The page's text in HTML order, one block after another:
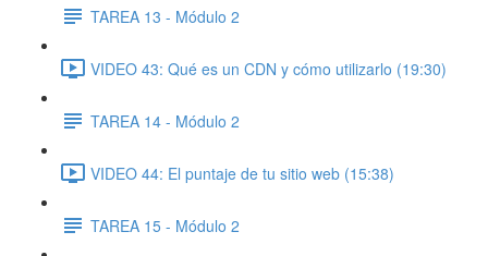
TAREA 13 - Módulo 2
VIDEO 43: Qué es un CDN y cómo utilizarlo (19:30)
TAREA 14 - Módulo 2
VIDEO 44: El puntaje de tu sitio web (15:38)
TAREA 15 - Módulo 2